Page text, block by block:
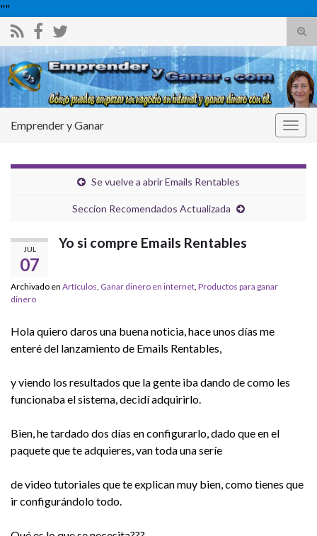
""
el
de
Search for:
Emprender y Ganar
Se vuelve a abrir Emails Rentables
Seccion Recomendados Actualizada
JUL
07
Yo si compre Emails Rentables
Archivado en Artículos Ganar dinero en internet Productos para ganar
dinero
Hola quiero daros una buena noticia, hace unos días me
enteré del lanzamiento de Emails Rentables,
y viendo los resultados que la gente iba dando de como les
funcionaba el sistema, decidí adquirirlo.
Bien, he tardado dos días en configurarlo, dado que en el
paquete que te adquieres, van toda una seríe
de video tutoriales que te explican muy bien, como tienes que
ir configurándolo todo.